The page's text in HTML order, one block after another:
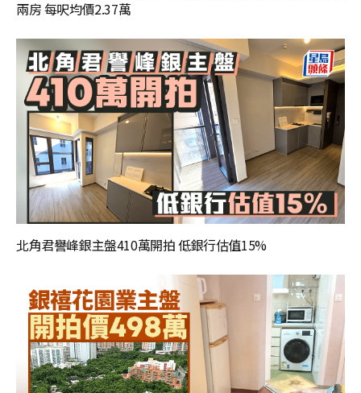
兩房 每呎均價2.37萬
北角君譽峰銀主盤410萬開拍 低銀行估值15%